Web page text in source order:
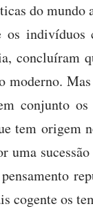
do
indivíduos
concluíram
moderno.
conjunto
tem origem
uma
pensamento
cogente os